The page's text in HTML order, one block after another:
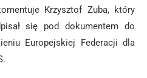
Krzysztof Zuba, który
się pod dokumentem do
Europejskiej Federacji dla